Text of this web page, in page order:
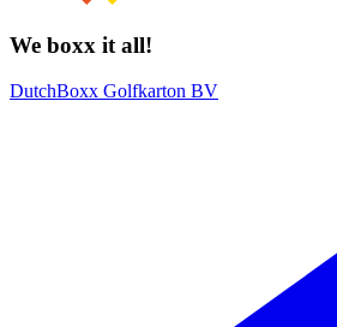
We boxx it all!
DutchBoxx Golfkarton BV